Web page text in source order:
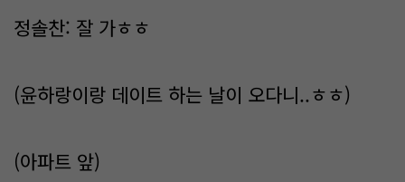
정솔찬: 잘 가ㅎㅎ
(윤하랑이랑 데이트 하는 날이 오다니..ㅎㅎ)
(아파트 앞)